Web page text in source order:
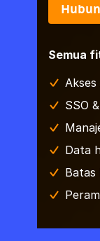
Semua
SSO
Data
Batas